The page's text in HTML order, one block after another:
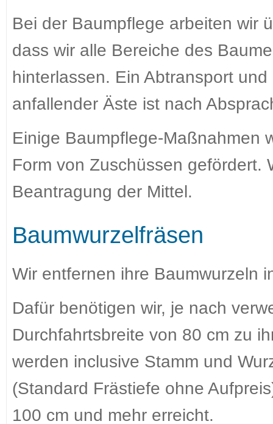
Bei der Baumpflege arbeiten wir
dass wir alle Bereiche des
hinterlassen. Ein Abtransport
anfallender Äste ist nach
Einige Baumpflege-Maßnahmen
Form von Zuschüssen gefördert.
Beantragung der Mittel.
Baumwurzelfräsen
Wir entfernen ihre Baumwurzeln
Dafür benötigen wir, je nach
Durchfahrtsbreite von 80 cm zu
werden inclusive Stamm und
(Standard Frästiefe ohne
100 cm und mehr erreicht.